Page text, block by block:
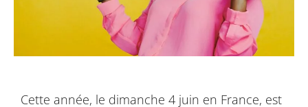
Cette année, le dimanche 4 juin en France, est